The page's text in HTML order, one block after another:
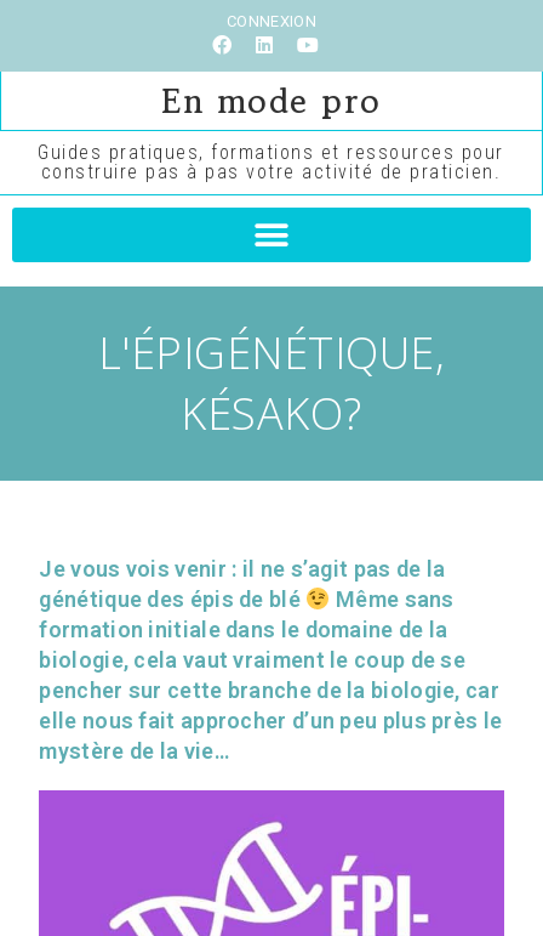
CONNEXION
En mode pro
Guides pratiques, formations et ressources pour
construire pas à pas votre activité de praticien.
L'ÉPIGÉNÉTIQUE,
KÉSAKO?
Je vous vois venir : il ne s’agit pas de la
génétique des épis de blé
Même sans
formation initiale dans le domaine de la
biologie, cela vaut vraiment le coup de se
pencher sur cette branche de la biologie, car
elle nous fait approcher d’un peu plus près le
mystère de la vie…